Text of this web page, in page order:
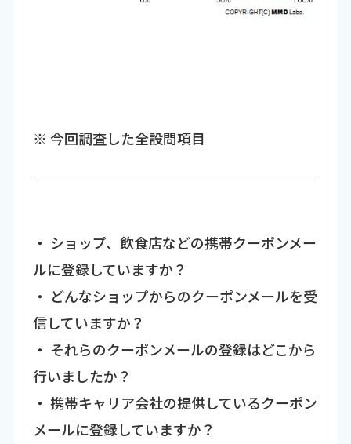
※ 今回調査した全設問項目
・ ショップ、飲食店などの携帯クーポンメー
ルに登録していますか？
・ どんなショップからのクーポンメールを受
信していますか？
・ それらのクーポンメールの登録はどこから
行いましたか？
・ 携帯キャリア会社の提供しているクーポン
メールに登録していますか？